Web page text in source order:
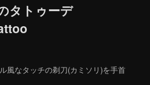
タトゥーデ
風なタッチの剃刀(カミソリ)を手首